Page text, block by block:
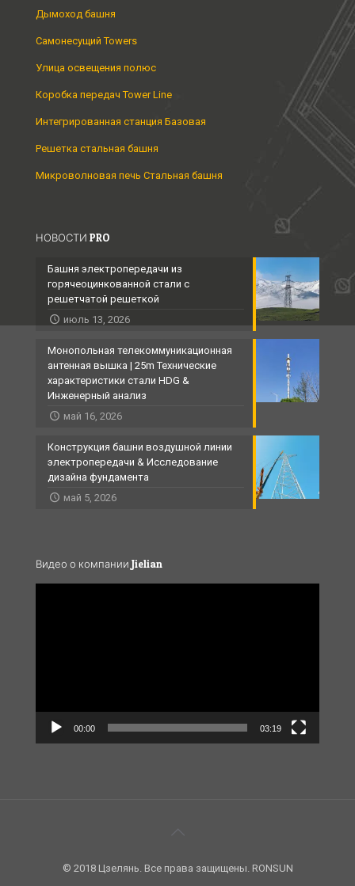
Дымоход башня
Самонесущий Towers
Улица освещения полюс
Коробка передач Tower Line
Интегрированная станция Базовая
Решетка стальная башня
Микроволновая печь Стальная башня
НОВОСТИ PRO
Башня электропередачи из
горячеоцинкованной стали с
решетчатой ​​решеткой
июль 13, 2026
Монопольная телекоммуникационная
антенная вышка | 25m Технические
характеристики стали HDG &
Инженерный анализ
май 16, 2026
Конструкция башни воздушной линии
электропередачи & Исследование
дизайна фундамента
май 5, 2026
Видео о компании Jielian
00:00 03:19
© 2018 Цзелянь. Все права защищены. RONSUN